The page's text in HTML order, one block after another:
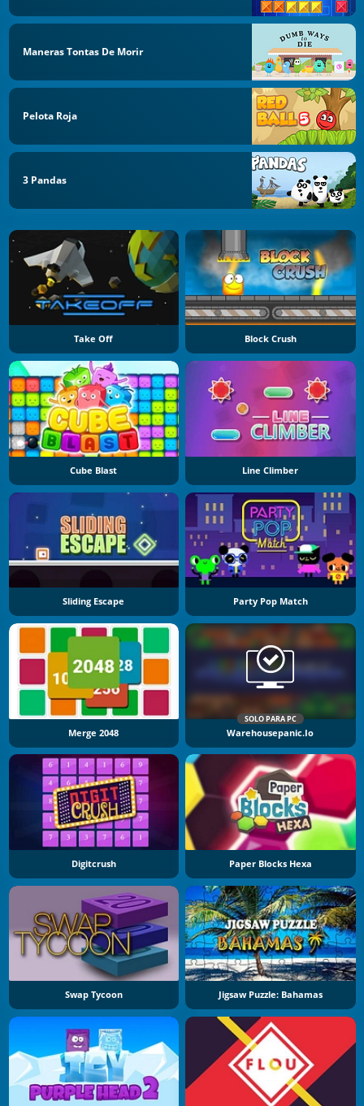
Maneras Tontas De Morir
Pelota Roja
3 Pandas
Take Off Block Crush
Cube Blast Line Climber
Sliding Escape Party Pop Match
Merge 2048
SOLO PARA PC
Warehousepanic.io
Digitcrush Paper Blocks Hexa
Swap Tycoon Jigsaw Puzzle: Bahamas